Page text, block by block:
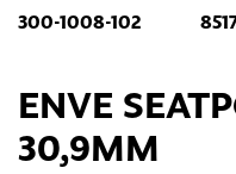
300-1008-102
ENVE
30,9MM